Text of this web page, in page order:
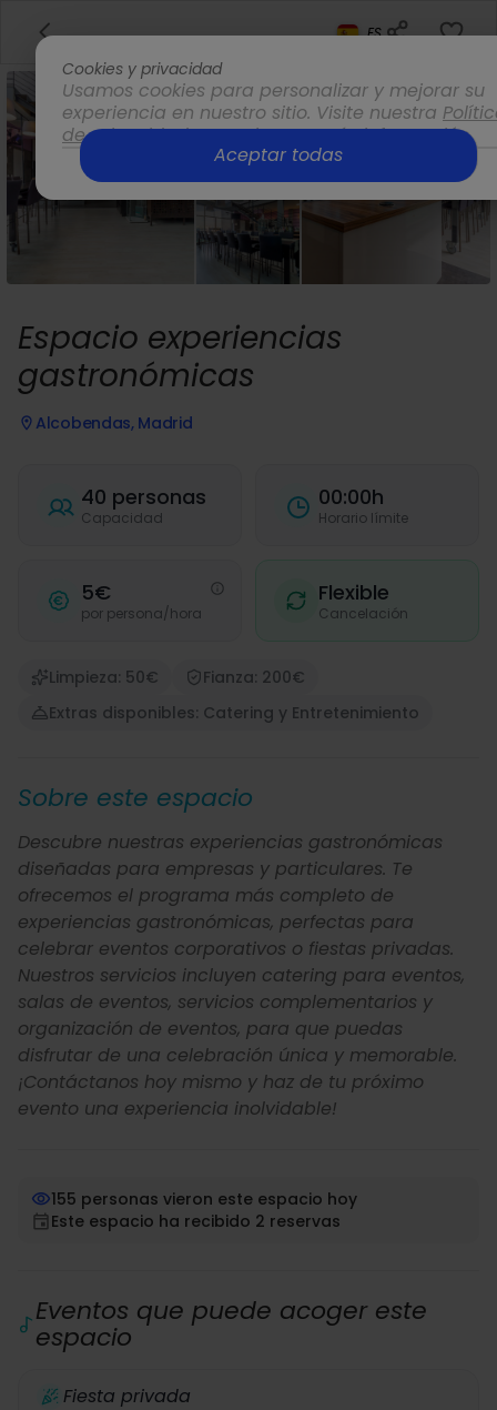
ES
Espacio experiencias
gastronómicas
Alcobendas, Madrid
40 personas
Capacidad
00:00h
Horario límite
5€
por persona/hora
Flexible
Cancelación
Limpieza: 50€
Fianza: 200€
Extras disponibles: Catering y Entretenimiento
Sobre este espacio
Descubre nuestras experiencias gastronómicas
diseñadas para empresas y particulares. Te
ofrecemos el programa más completo de
experiencias gastronómicas, perfectas para
celebrar eventos corporativos o fiestas privadas.
Nuestros servicios incluyen catering para eventos,
salas de eventos, servicios complementarios y
organización de eventos, para que puedas
disfrutar de una celebración única y memorable.
¡Contáctanos hoy mismo y haz de tu próximo
evento una experiencia inolvidable!
155 personas vieron este espacio hoy
Este espacio ha recibido 2 reservas
Eventos que puede acoger este
espacio
Fiesta privada
Cookies y privacidad
Usamos cookies para personalizar y mejorar su
experiencia en nuestro sitio. Visite nuestra
de privacidadpara obtener más información.
Opciones
Aceptar todas